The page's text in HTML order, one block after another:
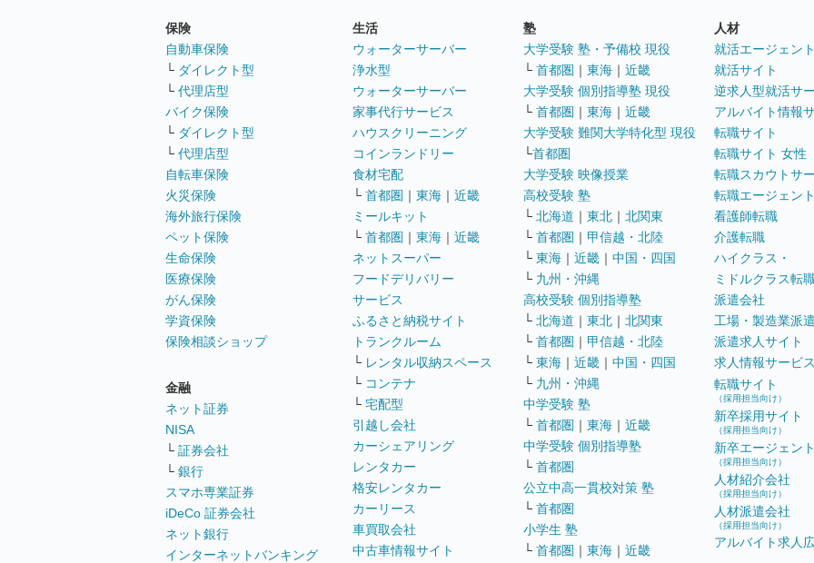
保険
自動車保険
└ ダイレクト型
└ 代理店型
バイク保険
└ ダイレクト型
└ 代理店型
自転車保険
火災保険
海外旅行保険
ペット保険
生命保険
医療保険
がん保険
学資保険
保険相談ショップ
金融
ネット証券
NISA
└ 証券会社
└ 銀行
スマホ専業証券
iDeCo 証券会社
ネット銀行
インターネットバンキング
生活
ウォーターサーバー
浄水型
ウォーターサーバー
家事代行サービス
ハウスクリーニング
コインランドリー
食材宅配
└ 首都圏 ｜ 東海 ｜ 近畿
ミールキット
└ 首都圏 ｜ 東海 ｜ 近畿
ネットスーパー
フードデリバリー
サービス
ふるさと納税サイト
トランクルーム
└ レンタル収納スペース
└ コンテナ
└ 宅配型
引越し会社
カーシェアリング
レンタカー
格安レンタカー
カーリース
車買取会社
中古車情報サイト
塾
大学受験 塾・予備校 現役
└ 首都圏 ｜ 東海 ｜ 近畿
大学受験 個別指導塾 現役
└ 首都圏 ｜ 東海 ｜ 近畿
大学受験 難関大学特化型 現役
└首都圏
大学受験 映像授業
高校受験 塾
└ 北海道 ｜ 東北 ｜ 北関東
└ 首都圏 ｜ 甲信越・北陸
└ 東海 ｜ 近畿 ｜ 中国・四国
└ 九州・沖縄
高校受験 個別指導塾
└ 北海道 ｜ 東北 ｜ 北関東
└ 首都圏 ｜ 甲信越・北陸
└ 東海 ｜ 近畿 ｜ 中国・四国
└ 九州・沖縄
中学受験 塾
└ 首都圏 ｜ 東海 ｜ 近畿
中学受験 個別指導塾
└ 首都圏
公立中高一貫校対策 塾
└ 首都圏
小学生 塾
└ 首都圏 ｜ 東海 ｜ 近畿
人材
就活エージェント
就活サイト
逆求人型就活サ
アルバイト情報
転職サイト
転職サイト 女性
転職スカウトサ
転職エージェント
看護師転職
介護転職
ハイクラス・
ミドルクラス転
派遣会社
工場・製造業派遣
派遣求人サイト
求人情報サービス
転職サイト
（採用担当向け）
新卒採用サイト
（採用担当向け）
新卒エージェント
（採用担当向け）
人材紹介会社
（採用担当向け）
人材派遣会社
（採用担当向け）
アルバイト求人